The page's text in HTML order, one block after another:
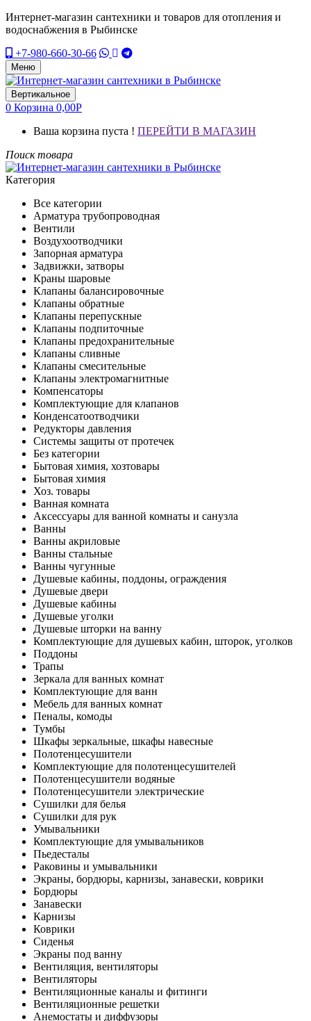
Интернет-магазин сантехники и товаров для отопления и
водоснабжения в Рыбинске
+7-980-660-30-66
Меню
Вертикальное
0 Корзина 0,00Р
Ваша корзина пуста ! ПЕРЕЙТИ В МАГАЗИН
Поиск товара
Категория
Все категории
Арматура трубопроводная
Вентили
Воздухоотводчики
Запорная арматура
Задвижки, затворы
Краны шаровые
Клапаны балансировочные
Клапаны обратные
Клапаны перепускные
Клапаны подпиточные
Клапаны предохранительные
Клапаны сливные
Клапаны смесительные
Клапаны электромагнитные
Компенсаторы
Комплектующие для клапанов
Конденсатоотводчики
Редукторы давления
Системы защиты от протечек
Без категории
Бытовая химия, хозтовары
Бытовая химия
Хоз. товары
Ванная комната
Аксессуары для ванной комнаты и санузла
Ванны
Ванны акриловые
Ванны стальные
Ванны чугунные
Душевые кабины, поддоны, ограждения
Душевые двери
Душевые кабины
Душевые уголки
Душевые шторки на ванну
Комплектующие для душевых кабин, шторок, уголков
Поддоны
Трапы
Зеркала для ванных комнат
Комплектующие для ванн
Мебель для ванных комнат
Пеналы, комоды
Тумбы
Шкафы зеркальные, шкафы навесные
Полотенцесушители
Комплектующие для полотенцесушителей
Полотенцесушители водяные
Полотенцесушители электрические
Сушилки для белья
Сушилки для рук
Умывальники
Комплектующие для умывальников
Пьедесталы
Раковины и умывальники
Экраны, бордюры, карнизы, занавески, коврики
Бордюры
Занавески
Карнизы
Коврики
Сиденья
Экраны под ванну
Вентиляция, вентиляторы
Вентиляторы
Вентиляционные каналы и фитинги
Вентиляционные решетки
Анемостаты и диффузоры